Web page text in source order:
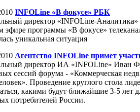
INFOLine «В фокусе» РБК
директор «INFOLine-
эфире программы «В фокусе»
уникальная ситуация
Агентство INFOLine примет
директор ИА «INFOLine» Иван
сессий форума - «Коммерческая
Проведение круглого стола
какими будут ближайшие 3-5 лет
потребителей России.